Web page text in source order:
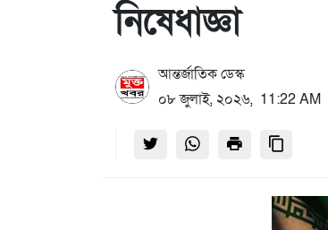
নিষেধাজ্ঞা
আন্তর্জাতিক ডেস্ক
০৮ জুলাই, ২০২৬, 11:22 AM